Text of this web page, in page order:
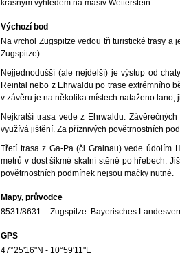
krásným výhledem na masiv Wetterstein.
Výchozí bod
Na vrchol Zugspitze vedou tři turistické trasy
Zugspitze).
Nejjednodušší (ale nejdelší) je výstup od
Reintal nebo z Ehrwaldu po trase extrémního
v závěru je na několika místech nataženo lano,
Nejkratší trasa vede z Ehrwaldu.
využívá jištění. Za příznivých povětrnostních
Třetí trasa z Ga-Pa (či Grainau) vede údolím
metrů v dost šikmé skalní stěně po hřebech.
povětrnostních podmínek nejsou mačky nutné.
Mapy, průvodce
8531/8631 – Zugspitze. Bayerisches
GPS
47°25'16"N - 10°59'11"E